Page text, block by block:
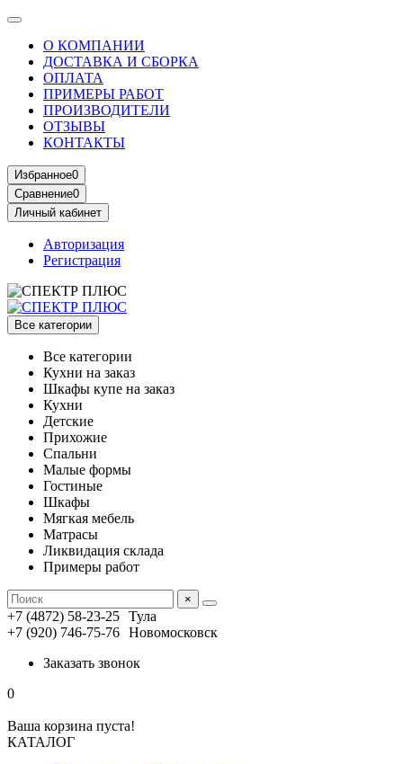
О КОМПАНИИ
ДОСТАВКА И СБОРКА
ОПЛАТА
ПРИМЕРЫ РАБОТ
ПРОИЗВОДИТЕЛИ
ОТЗЫВЫ
КОНТАКТЫ
Избранное0
Сравнение0
Личный кабинет
Авторизация
Регистрация
Все категории
Все категории
Кухни на заказ
Шкафы купе на заказ
Кухни
Детские
Прихожие
Спальни
Малые формы
Гостиные
Шкафы
Мягкая мебель
Матрасы
Ликвидация склада
Примеры работ
×
+7 (4872) 58-23-25 Тула
+7 (920) 746-75-76 Новомосковск
Заказать звонок
0
Ваша корзина пуста!
КАТАЛОГ